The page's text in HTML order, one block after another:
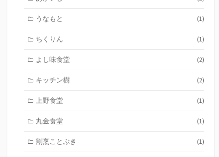
うなもと (1)
ちくりん (1)
よし味食堂 (2)
キッチン樹 (2)
上野食堂 (1)
丸金食堂 (1)
割烹ことぶき (1)